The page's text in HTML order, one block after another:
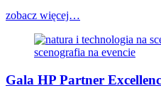
zobacz więcej…
Gala HP Partner